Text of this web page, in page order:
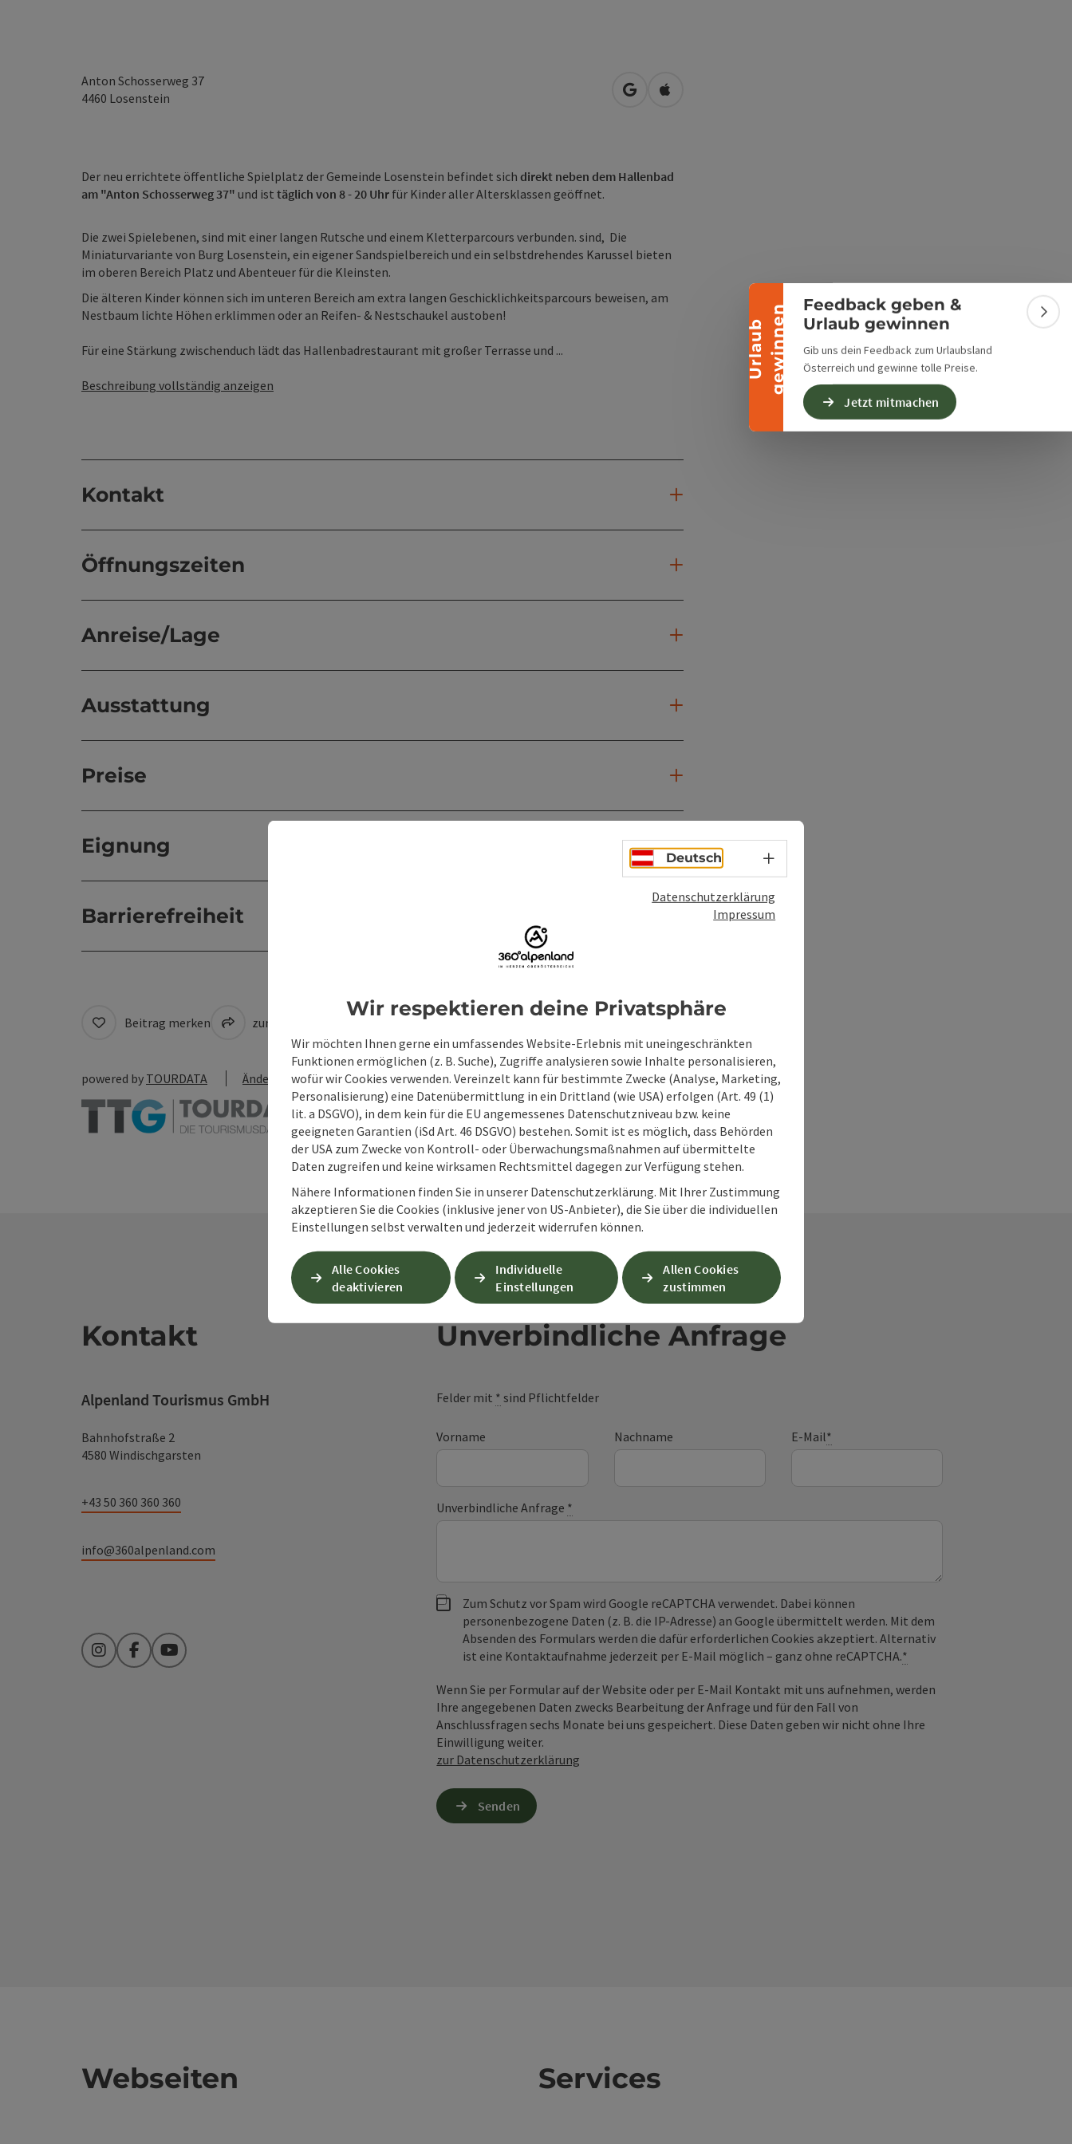
U
r
l
a
u
b
g
e
w
i
n
n
en
Banner einklappen
Feedback geben &
Urlaub gewinnen
Gib uns dein Feedback zum Urlaubsland
Österreich und gewinne tolle Preise.
Jetzt mitmachen
Anton Schosserweg 37
4460 Losenstein in Google Maps öffnen
in Apple Maps öffnen
Der neu errichtete öffentliche Spielplatz der Gemeinde Losenstein befindet sich direkt neben dem Hallenbad
am "Anton Schosserweg 37" und ist täglich von 8 - 20 Uhr für Kinder aller Altersklassen geöffnet.
Die zwei Spielebenen, sind mit einer langen Rutsche und einem Kletterparcours verbunden. sind, Die
Miniaturvariante von Burg Losenstein, ein eigener Sandspielbereich und ein selbstdrehendes Karussel bieten
im oberen Bereich Platz und Abenteuer für die Kleinsten.
Die älteren Kinder können sich im unteren Bereich am extra langen Geschicklichkeitsparcours beweisen, am
Nestbaum lichte Höhen erklimmen oder an Reifen- & Nestschaukel austoben!
Für eine Stärkung zwischenduch lädt das Hallenbadrestaurant mit großer Terrasse und ...
Beschreibung vollständig anzeigen
Kontakt
Öffnungszeiten
Anreise/Lage
Ausstattung
Preise
Eignung
Barrierefreiheit
Beitrag merken zum Merkzettel PDF erstellen In der Nähe
powered by TOURDATA Änderung vorschlagen
Kontakt
Alpenland Tourismus GmbH
Bahnhofstraße 2
4580 Windischgarsten
+43 50 360 360 360
info@360alpenland.com
InstagramFacebookYouTube
Unverbindliche Anfrage
Felder mit * sind Pflichtfelder
Vorname Nachname E-Mail*
Unverbindliche Anfrage *
Zum Schutz vor Spam wird Google reCAPTCHA verwendet. Dabei können
personenbezogene Daten (z. B. die IP-Adresse) an Google übermittelt werden. Mit dem
Absenden des Formulars werden die dafür erforderlichen Cookies akzeptiert. Alternativ
ist eine Kontaktaufnahme jederzeit per E-Mail möglich – ganz ohne reCAPTCHA.*
Wenn Sie per Formular auf der Website oder per E-Mail Kontakt mit uns aufnehmen, werden
Ihre angegebenen Daten zwecks Bearbeitung der Anfrage und für den Fall von
Anschlussfragen sechs Monate bei uns gespeichert. Diese Daten geben wir nicht ohne Ihre
Einwilligung weiter.
zur Datenschutzerklärung
Senden
Webseiten Services
Deutsch Sprachwahl - Menü öffnen
Datenschutzerklärung
Impressum
Wir respektieren deine Privatsphäre
Wir möchten Ihnen gerne ein umfassendes Website-Erlebnis mit uneingeschränkten
Funktionen ermöglichen (z. B. Suche), Zugriffe analysieren sowie Inhalte personalisieren,
wofür wir Cookies verwenden. Vereinzelt kann für bestimmte Zwecke (Analyse, Marketing,
Personalisierung) eine Datenübermittlung in ein Drittland (wie USA) erfolgen (Art. 49 (1)
lit. a DSGVO), in dem kein für die EU angemessenes Datenschutzniveau bzw. keine
geeigneten Garantien (iSd Art. 46 DSGVO) bestehen. Somit ist es möglich, dass Behörden
der USA zum Zwecke von Kontroll- oder Überwachungsmaßnahmen auf übermittelte
Daten zugreifen und keine wirksamen Rechtsmittel dagegen zur Verfügung stehen.
Nähere Informationen finden Sie in unserer Datenschutzerklärung. Mit Ihrer Zustimmung
akzeptieren Sie die Cookies (inklusive jener von US-Anbieter), die Sie über die individuellen
Einstellungen selbst verwalten und jederzeit widerrufen können.
Alle Cookies
deaktivieren
Individuelle
Einstellungen
Allen Cookies
zustimmen